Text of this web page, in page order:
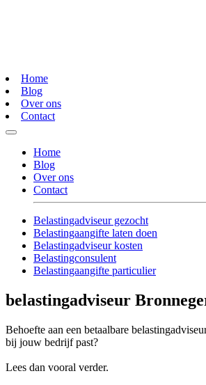
Home
Blog
Over ons
Contact
Home
Blog
Over ons
Contact
Belastingadviseur gezocht
Belastingaangifte laten doen
Belastingadviseur kosten
Belastingconsulent
Belastingaangifte particulier
belastingadviseur
Behoefte aan een betaalbare
bij jouw bedrijf past?
Lees dan vooral verder.